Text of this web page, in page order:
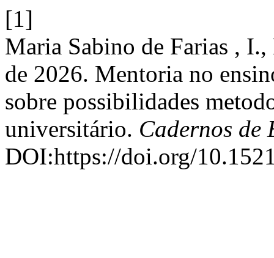
[1]
Maria Sabino de Farias ,
de 2026. Mentoria no
sobre possibilidades
universitário. Cadernos de
DOI:https://doi.org/